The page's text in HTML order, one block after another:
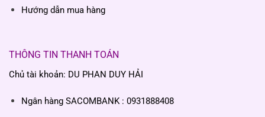
Hướng dẫn mua hàng
THÔNG TIN THANH TOÁN
Chủ tài khoản: DU PHAN DUY HẢI
Ngân hàng SACOMBANK : 0931888408